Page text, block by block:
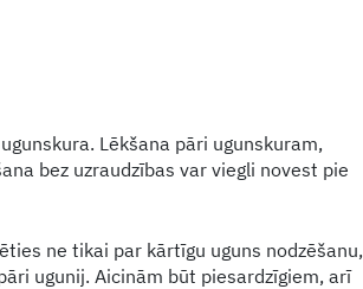
Lēkšana pāri ugunskuram,
bez uzraudzības var viegli novest pie
ne tikai par kārtīgu uguns nodzēšanu,
ugunij. Aicinām būt piesardzīgiem, arī